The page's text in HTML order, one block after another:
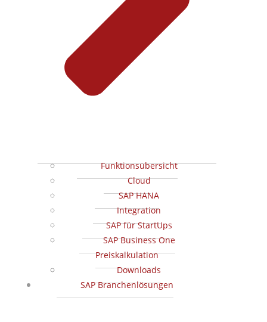
Funktionsübersicht
Cloud
SAP HANA
Integration
SAP für StartUps
SAP Business One
Preiskalkulation
Downloads
SAP Branchenlösungen